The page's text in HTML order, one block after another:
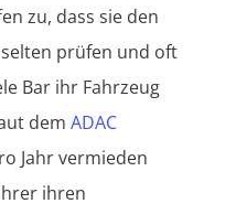
zu, dass sie den
prüfen und oft
Bar ihr Fahrzeug
dem ADAC
Jahr vermieden
ihren